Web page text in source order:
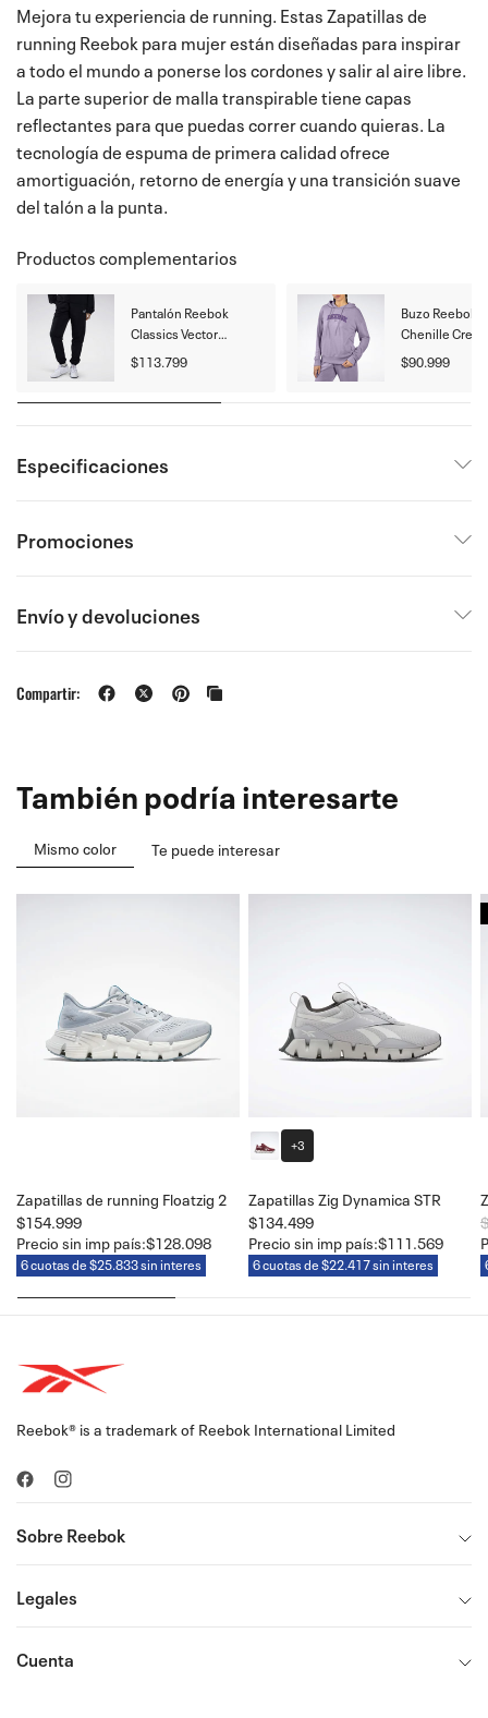
Mejora tu experiencia de running. Estas Zapatillas de
running Reebok para mujer están diseñadas para inspirar
a todo el mundo a ponerse los cordones y salir al aire libre.
La parte superior de malla transpirable tiene capas
reflectantes para que puedas correr cuando quieras. La
tecnología de espuma de primera calidad ofrece
amortiguación, retorno de energía y una transición suave
del talón a la punta.
Productos complementarios
Pantalón Reebok
Classics Vector
Tracksuit
$113.799
Buzo Reebok
Chenille Crew
$90.999
Especificaciones
Promociones
Envío y devoluciones
Compartir:
También podría interesarte
Mismo color Te puede interesar
Zapatillas de running Floatzig 2
$154.999
Precio sin imp país:$128.098
6 cuotas de $25.833 sin interes
+3
Zapatillas Zig Dynamica STR
$134.499
Precio sin imp país:$111.569
6 cuotas de $22.417 sin interes
Reebok® is a trademark of Reebok International Limited
Sobre Reebok
Legales
Cuenta